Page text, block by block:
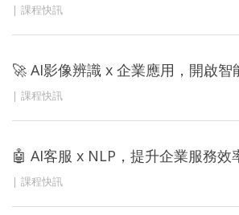
課程快訊
🚀 AI影像辨識 x 企業應用，開啟
課程快訊
🤖 AI客服 x NLP，提升企業服務效
課程快訊